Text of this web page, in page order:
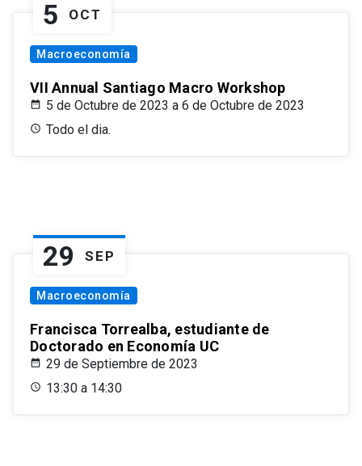
5 OCT
Macroeconomía
VII Annual Santiago Macro Workshop
5 de Octubre de 2023 a 6 de Octubre de 2023
Todo el dia.
29 SEP
Macroeconomía
Francisca Torrealba, estudiante de
Doctorado en Economía UC
29 de Septiembre de 2023
13:30 a 14:30